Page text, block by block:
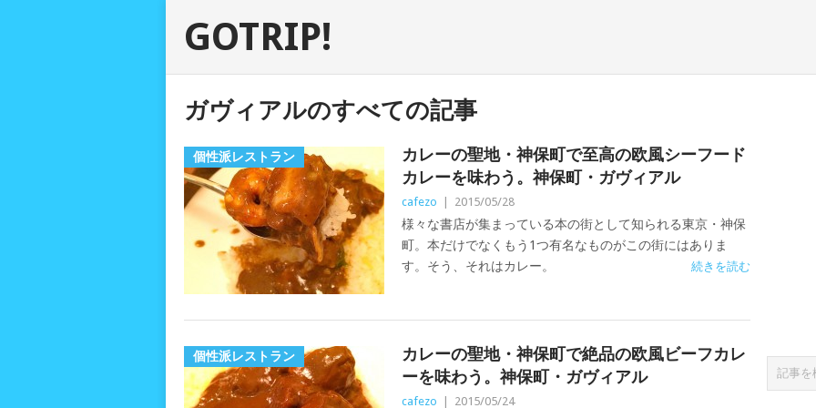
GOTRIP!
ガヴィアルのすべての記事
個性派レストラン
カレーの聖地・神保町で至高の欧風シーフード
カレーを味わう。神保町・ガヴィアル
cafezo 2015/05/28
様々な書店が集まっている本の街として知られる東京・神保
町。本だけでなくもう1つ有名なものがこの街にはありま
す。そう、それはカレー。
続きを読む
個性派レストラン
カレーの聖地・神保町で絶品の欧風ビーフカレ
ーを味わう。神保町・ガヴィアル
cafezo 2015/05/24